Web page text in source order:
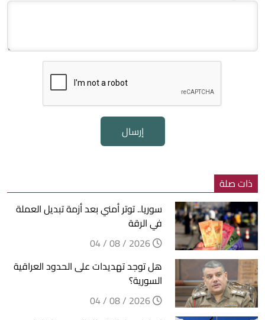
إرسال
ذات صلة
سوريا.. توتر أمني بعد أزمة تبديل العملة
في الرقة
هل توجد تهديدات على الحدود العراقية
السورية؟